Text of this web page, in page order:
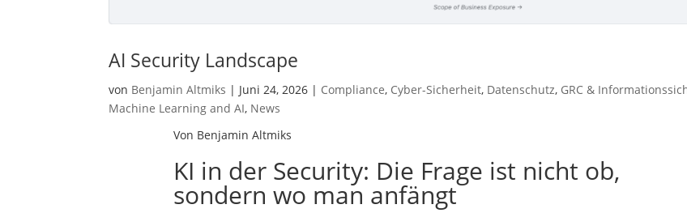
AI Security Landscape
von Benjamin Altmiks | Juni 24, 2026 | Compliance, Cyber-Sicherheit, Datenschutz, GRC &
Machine Learning and AI, News
Von Benjamin Altmiks
KI in der Security: Die Frage ist nicht ob,
sondern wo man anfängt